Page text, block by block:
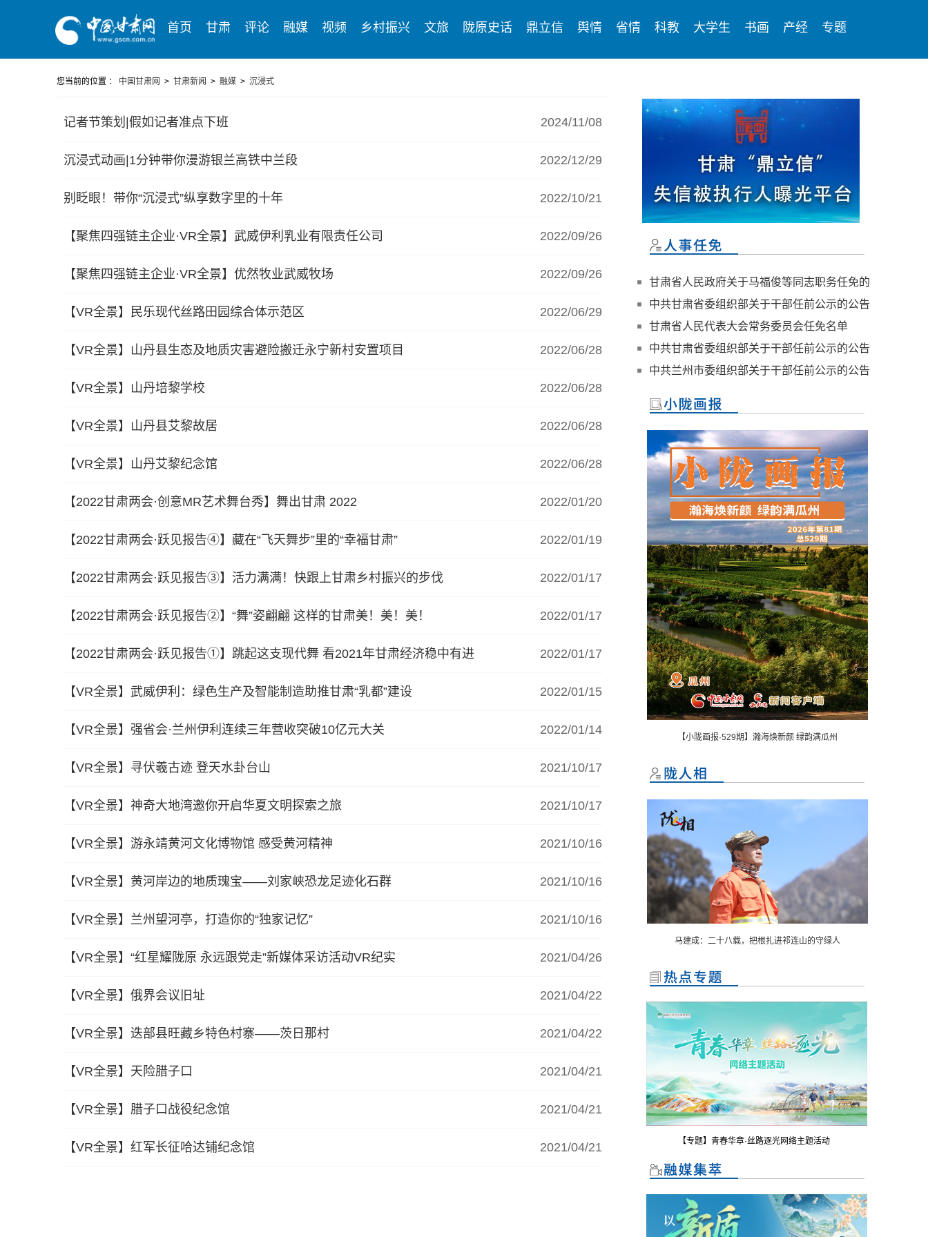
首页 甘肃 评论 融媒 视频 乡村振兴 文旅 陇原史话 鼎立信 舆情 省情 科教 大学生 书画 产经 专题
您当前的位置 ： 中国甘肃网 > 甘肃新闻 > 融媒 > 沉浸式
2024/11/08
记者节策划|假如记者准点下班
2022/12/29
沉浸式动画|1分钟带你漫游银兰高铁中兰段
2022/10/21
别眨眼！带你“沉浸式”纵享数字里的十年
2022/09/26
【聚焦四强链主企业·VR全景】武威伊利乳业有限责任公司
2022/09/26
【聚焦四强链主企业·VR全景】优然牧业武威牧场
2022/06/29
【VR全景】民乐现代丝路田园综合体示范区
2022/06/28
【VR全景】山丹县生态及地质灾害避险搬迁永宁新村安置项目
2022/06/28
【VR全景】山丹培黎学校
2022/06/28
【VR全景】山丹县艾黎故居
2022/06/28
【VR全景】山丹艾黎纪念馆
2022/01/20
【2022甘肃两会·创意MR艺术舞台秀】舞出甘肃 2022
2022/01/19
【2022甘肃两会·跃见报告④】藏在“飞天舞步”里的“幸福甘肃”
2022/01/17
【2022甘肃两会·跃见报告③】活力满满！快跟上甘肃乡村振兴的步伐
2022/01/17
【2022甘肃两会·跃见报告②】“舞”姿翩翩 这样的甘肃美！美！美！
2022/01/17
【2022甘肃两会·跃见报告①】跳起这支现代舞 看2021年甘肃经济稳中有进
2022/01/15
【VR全景】武威伊利：绿色生产及智能制造助推甘肃“乳都”建设
2022/01/14
【VR全景】强省会·兰州伊利连续三年营收突破10亿元大关
2021/10/17
【VR全景】寻伏羲古迹 登天水卦台山
2021/10/17
【VR全景】神奇大地湾邀你开启华夏文明探索之旅
2021/10/16
【VR全景】游永靖黄河文化博物馆 感受黄河精神
2021/10/16
【VR全景】黄河岸边的地质瑰宝——刘家峡恐龙足迹化石群
2021/10/16
【VR全景】兰州望河亭，打造你的“独家记忆”
2021/04/26
【VR全景】“红星耀陇原 永远跟党走”新媒体采访活动VR纪实
2021/04/22
【VR全景】俄界会议旧址
2021/04/22
【VR全景】迭部县旺藏乡特色村寨——茨日那村
2021/04/21
【VR全景】天险腊子口
2021/04/21
【VR全景】腊子口战役纪念馆
2021/04/21
【VR全景】红军长征哈达铺纪念馆
甘肃省人民政府关于马福俊等同志职务任免的
通知
中共甘肃省委组织部关于干部任前公示的公告
甘肃省人民代表大会常务委员会任免名单
中共甘肃省委组织部关于干部任前公示的公告
中共兰州市委组织部关于干部任前公示的公告
【小陇画报·529期】瀚海焕新颜 绿韵满瓜州
马建成：二十八载，把根扎进祁连山的守绿人
【专题】青春华章·丝路逐光网络主题活动